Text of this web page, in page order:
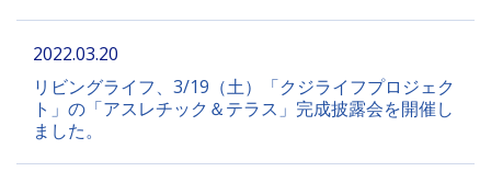
2022.03.20
リビングライフ、3/19（⼟）「クジライフプロジェク
ト」の「アスレチック＆テラス」完成披露会を開催し
ました。